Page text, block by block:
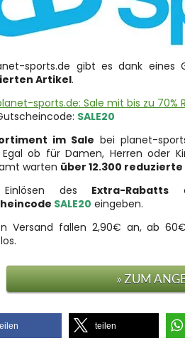
sports.de gibt es dank eines
Artikel.
sports.de: Sale mit bis zu 70%
SALE20
im Sale bei planet-
ob für Damen, Herren oder
warten über 12.300
des Extra-Rabatts
SALE20 eingeben.
Versand fallen 2,90€ an, ab
» ZUM
teilen